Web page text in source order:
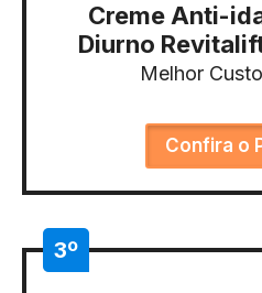
Creme Anti-
Diurno
Melhor
Confira o
3º